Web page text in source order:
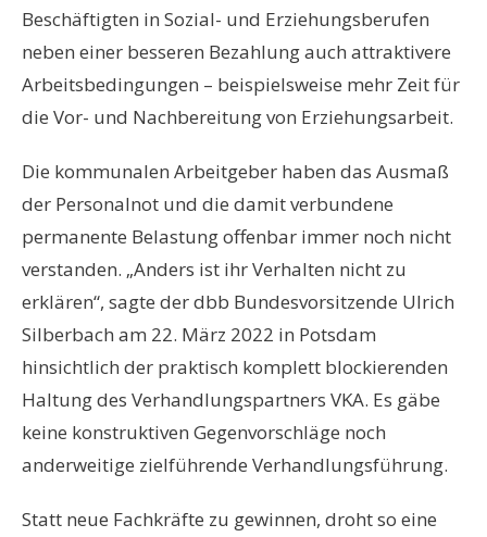
Beschäftigten in Sozial- und Erziehungsberufen
neben einer besseren Bezahlung auch attraktivere
Arbeitsbedingungen – beispielsweise mehr Zeit für
die Vor- und Nachbereitung von Erziehungsarbeit.
Die kommunalen Arbeitgeber haben das Ausmaß
der Personalnot und die damit verbundene
permanente Belastung offenbar immer noch nicht
verstanden. „Anders ist ihr Verhalten nicht zu
erklären“, sagte der dbb Bundesvorsitzende Ulrich
Silberbach am 22. März 2022 in Potsdam
hinsichtlich der praktisch komplett blockierenden
Haltung des Verhandlungspartners VKA. Es gäbe
keine konstruktiven Gegenvorschläge noch
anderweitige zielführende Verhandlungsführung.
Statt neue Fachkräfte zu gewinnen, droht so eine